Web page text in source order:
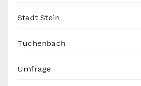
Stadt Stein
Tuchenbach
Umfrage